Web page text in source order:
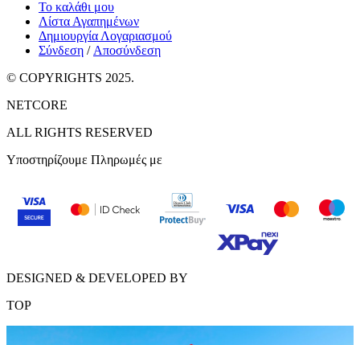
Το καλάθι μου
Λίστα Αγαπημένων
Δημιουργία Λογαριασμού
Σύνδεση / Αποσύνδεση
© COPYRIGHTS 2025.
NETCORE
ALL RIGHTS RESERVED
Υποστηρίζουμε Πληρωμές με
DESIGNED & DEVELOPED BY
TOP